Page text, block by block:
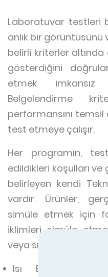
Laboratuvar testleri
anlık bir
belirli kriterler
gösterdiğini
etmek
Belgelendirme
performansını
test etmeye çalışır.
Her programın,
edildikleri koşulları
belirleyen kendi
vardır. Ürünler,
simüle etmek için
iklimleri simüle
veya sıcaklıklarda
Isı Eşanjörleri